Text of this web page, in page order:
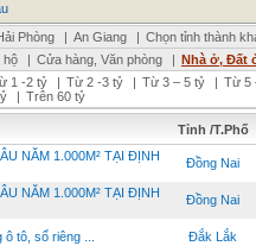
Phòng | An Giang | Chọn tỉnh thành
hộ | Cửa hàng, Văn phòng | Nhà ở, Đất
1 -2 tỷ | Từ 2 -3 tỷ | Từ 3 – 5 tỷ | Từ 5
| Trên 60 tỷ
Tỉnh /T.Phố
NĂM 1.000M² TẠI ĐỊNH
Đồng Nai
NĂM 1.000M² TẠI ĐỊNH
Đồng Nai
tô, sổ riêng ... Đắk Lắk